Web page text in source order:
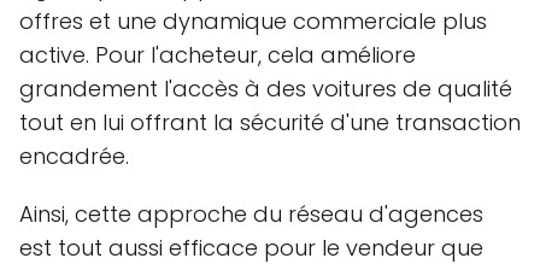
offres et une dynamique commerciale plus
active. Pour l'acheteur, cela améliore
grandement l'accès à des voitures de qualité
tout en lui offrant la sécurité d'une transaction
encadrée.
Ainsi, cette approche du réseau d'agences
est tout aussi efficace pour le vendeur que